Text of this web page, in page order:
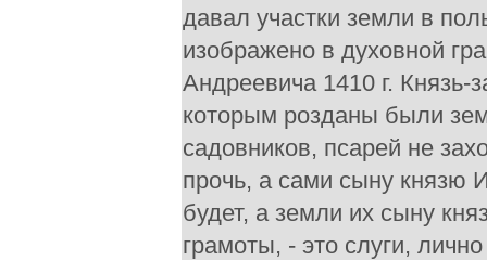
давал участки земли в
изображено в духовной
Андреевича 1410 г. Князь-
которым розданы были
садовников, псарей не
прочь, а сами сыну князю
будет, а земли их сыну
грамоты, - это слуги,